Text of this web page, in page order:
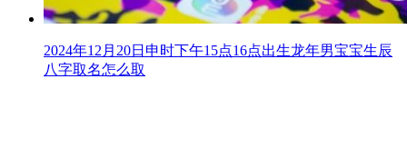
2024年12月20日申时下午15点16点出生龙年男宝宝生辰
八字取名怎么取